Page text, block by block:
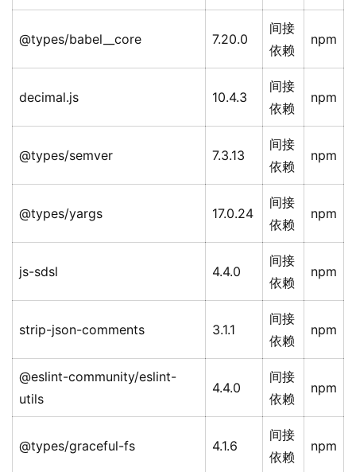
@types/babel__core 7.20.0
间接
依赖
npm
decimal.js 10.4.3
间接
依赖
npm
@types/semver 7.3.13
间接
依赖
npm
@types/yargs 17.0.24
间接
依赖
npm
js-sdsl 4.4.0
间接
依赖
npm
strip-json-comments 3.1.1
间接
依赖
npm
@eslint-community/eslint-
utils
4.4.0
间接
依赖
npm
@types/graceful-fs 4.1.6
间接
依赖
npm